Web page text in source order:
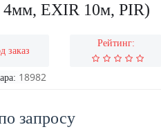
EXIR 10м, PIR)
заказ
Рейтинг:
18982
запросу